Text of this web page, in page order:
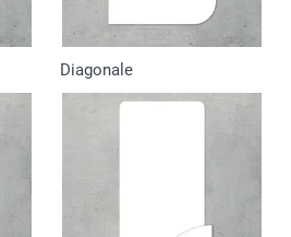
Diagonale